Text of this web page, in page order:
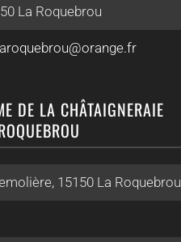
La Roquebrou
DE LA CHÂTAIGNERAIE
15150 La Roquebrou